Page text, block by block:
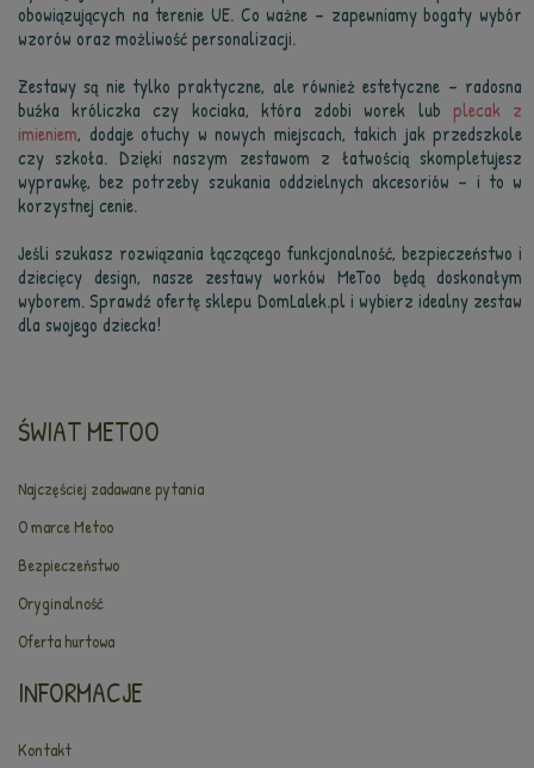
obowiązujących na terenie UE. Co ważne – zapewniamy bogaty wybór
wzorów oraz możliwość personalizacji.
Zestawy są nie tylko praktyczne, ale również estetyczne – radosna
buźka króliczka czy kociaka, która zdobi worek lub plecak z
imieniem, dodaje otuchy w nowych miejscach, takich jak przedszkole
czy szkoła. Dzięki naszym zestawom z łatwością skompletujesz
wyprawkę, bez potrzeby szukania oddzielnych akcesoriów – i to w
korzystnej cenie.
Jeśli szukasz rozwiązania łączącego funkcjonalność, bezpieczeństwo i
dziecięcy design, nasze zestawy worków MeToo będą doskonałym
wyborem. Sprawdź ofertę sklepu DomLalek.pl i wybierz idealny zestaw
dla swojego dziecka!
ŚWIAT METOO
Najczęściej zadawane pytania
O marce Metoo
Bezpieczeństwo
Oryginalność
Oferta hurtowa
INFORMACJE
Kontakt